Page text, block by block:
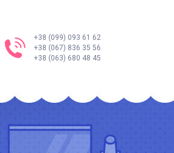
+38 (099) 093 61 62
+38 (067) 836 35 56
+38 (063) 680 48 45